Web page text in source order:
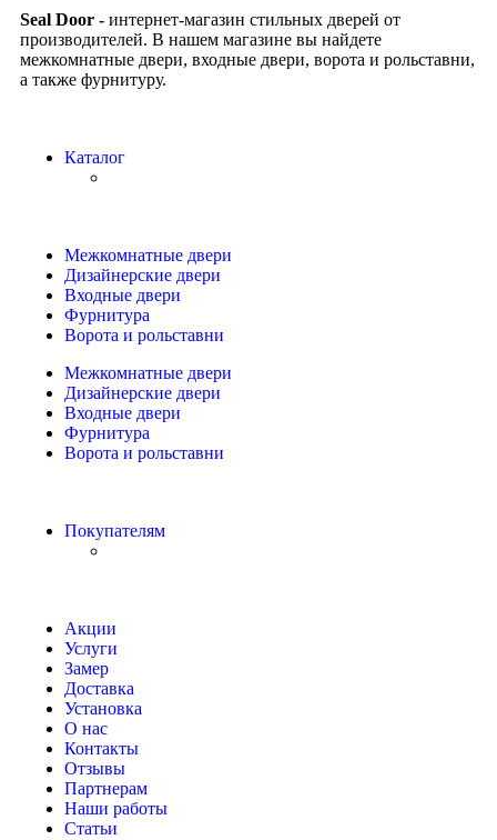
Seal Door - интернет-магазин стильных дверей от
производителей. В нашем магазине вы найдете
межкомнатные двери, входные двери, ворота и рольставни,
а также фурнитуру.
Каталог
Межкомнатные двери
Дизайнерские двери
Входные двери
Фурнитура
Ворота и рольставни
Межкомнатные двери
Дизайнерские двери
Входные двери
Фурнитура
Ворота и рольставни
Покупателям
Акции
Услуги
Замер
Доставка
Установка
О нас
Контакты
Отзывы
Партнерам
Наши работы
Статьи